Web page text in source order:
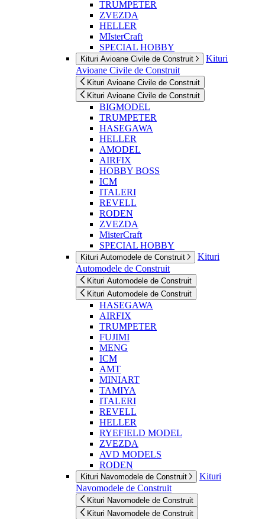
TRUMPETER
ZVEZDA
HELLER
MIsterCraft
SPECIAL HOBBY
Kituri Avioane Civile de Construit
Kituri
Avioane Civile de Construit
Kituri Avioane Civile de Construit
Kituri Avioane Civile de Construit
BIGMODEL
TRUMPETER
HASEGAWA
HELLER
AMODEL
AIRFIX
HOBBY BOSS
ICM
ITALERI
REVELL
RODEN
ZVEZDA
MisterCraft
SPECIAL HOBBY
Kituri Automodele de Construit
Kituri
Automodele de Construit
Kituri Automodele de Construit
Kituri Automodele de Construit
HASEGAWA
AIRFIX
TRUMPETER
FUJIMI
MENG
ICM
AMT
MINIART
TAMIYA
ITALERI
REVELL
HELLER
RYEFIELD MODEL
ZVEZDA
AVD MODELS
RODEN
Kituri Navomodele de Construit
Kituri
Navomodele de Construit
Kituri Navomodele de Construit
Kituri Navomodele de Construit